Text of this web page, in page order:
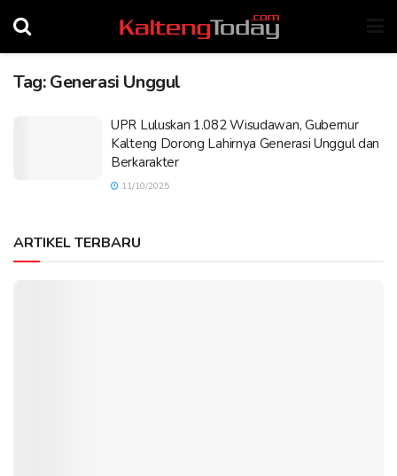
Tag:Generasi Unggul
UPR Luluskan 1.082 Wisudawan, Gubernur
Kalteng Dorong Lahirnya Generasi Unggul dan
Berkarakter
11/10/2025
ARTIKEL TERBARU